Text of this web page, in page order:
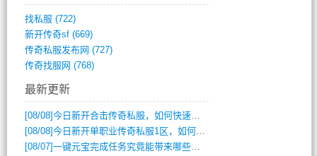
找私服 (722)
新开传奇sf(669)
传奇私服发布网 (727)
传奇找服网 (768)
最新更新
[08/08]今日新开合击传奇私服，如何快速提升角色战力？
[08/08]今日新开单职业传奇私服1区，如何快速升级与获取顶级装备？
[08/07]一键元宝完成任务究竟能带来哪些超值优势？